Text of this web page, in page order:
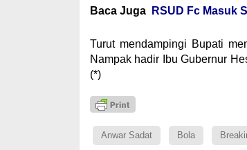
Baca Juga RSUD Fc Masuk
Turut mendampingi Bupati
Nampak hadir Ibu Gubernur
(*)
Anwar Sadat Bola